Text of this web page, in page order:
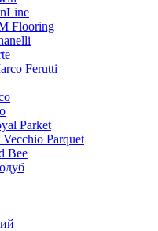
Flooring
Ferutti
Parket
Vecchio Parquet
Bee